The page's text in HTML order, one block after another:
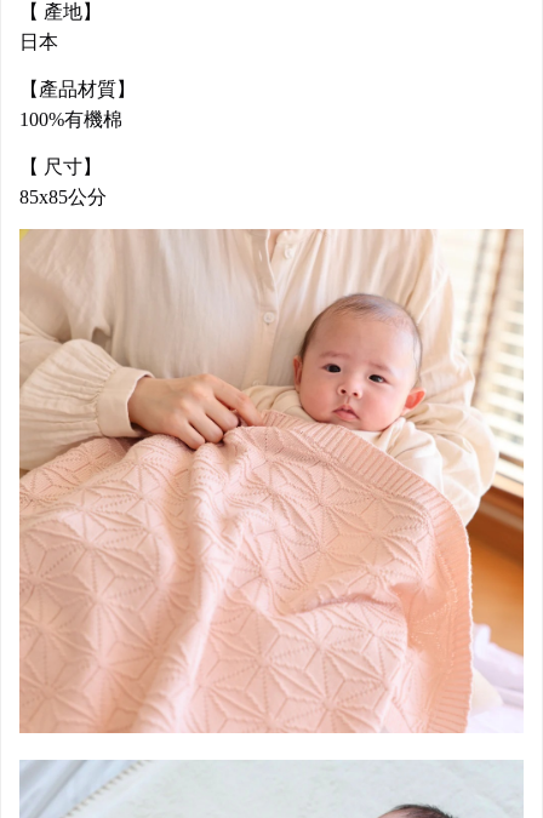
【 產地】
日本
【產品材質】
100%有機棉
【 尺寸】
85x85公分